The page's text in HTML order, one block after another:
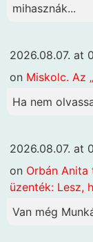
mihasznák...
2026.08.07. at
on Miskolc. Az
Ha nem
2026.08.07. at
on Orbán
üzenték: Lesz,
Van még